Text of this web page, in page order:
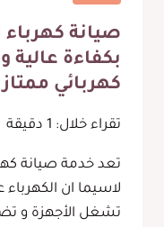
صيانة كهرباء
بكفاءة
كهربائي ممتاز
تقراء خلال: دقيقة
تعد خدمة صيانة
لاسيما ان
تشغل الأجهزة و